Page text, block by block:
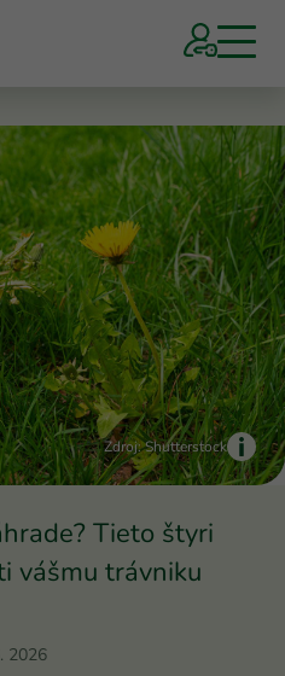
Zdroj: Shutterstock
Tieto štyri
vášmu trávniku
2026